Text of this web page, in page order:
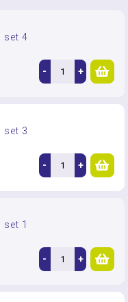
set 4
- +
set 3
- +
1
- +